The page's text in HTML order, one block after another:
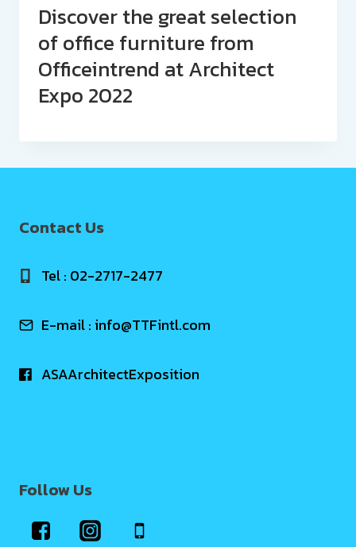
Discover the great selection
of office furniture from
Officeintrend at Architect
Expo 2022
Contact Us
Tel : 02-2717-2477
E-mail : info@TTFintl.com
ASAArchitectExposition
Follow Us